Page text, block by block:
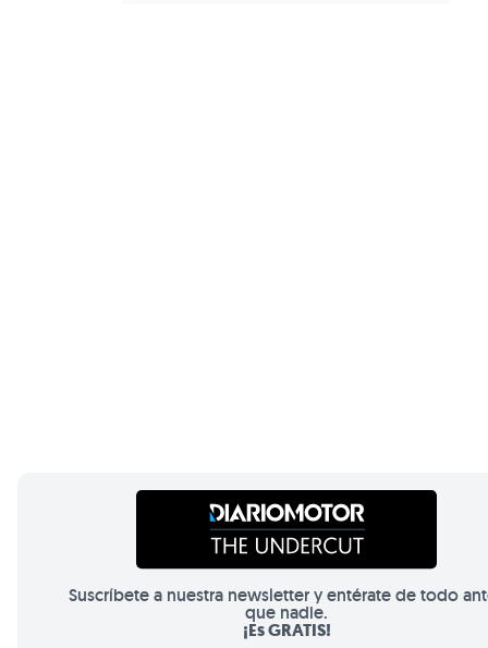
Suscríbete a nuestra newsletter y entérate de todo
que nadie.
¡Es GRATIS!